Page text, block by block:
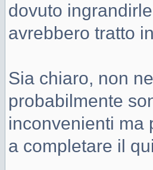
dovuto
avrebbero tratto
Sia chiaro, non
probabilmente
inconvenienti ma
a completare il